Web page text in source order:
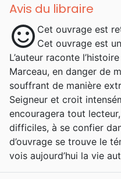
Avis du libraire
sentiment_satisfied Cet ouvrage est
Cet ouvrage est
L’auteur raconte
Marceau, en danger de
souffrant de manière
Seigneur et croit
encouragera tout
difficiles, à se confier
d’ouvrage se trouve le
vois aujourd’hui la vie